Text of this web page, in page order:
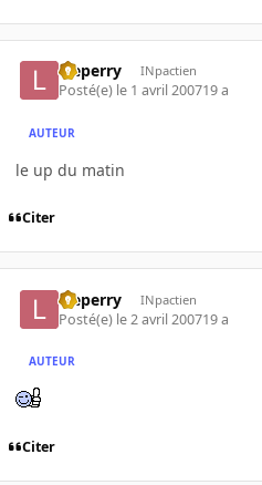
leeperry INpactien
Posté(e) le 1 avril 200719 a
AUTEUR
le up du matin
Citer
leeperry INpactien
Posté(e) le 2 avril 200719 a
AUTEUR
Citer